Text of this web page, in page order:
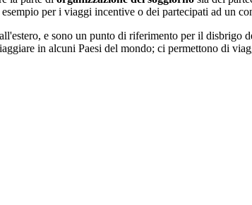
per i viaggi incentive o dei partecipati ad un
e sono un punto di riferimento per il
in alcuni Paesi del mondo; ci permettono di